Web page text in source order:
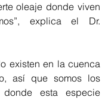
oleaje donde viven
explica el Dr.
existen en la cuenca
así que somos los
esta especie